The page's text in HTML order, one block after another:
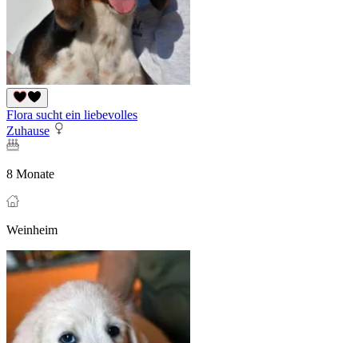
Flora sucht ein liebevolles
Zuhause
8 Monate
Weinheim